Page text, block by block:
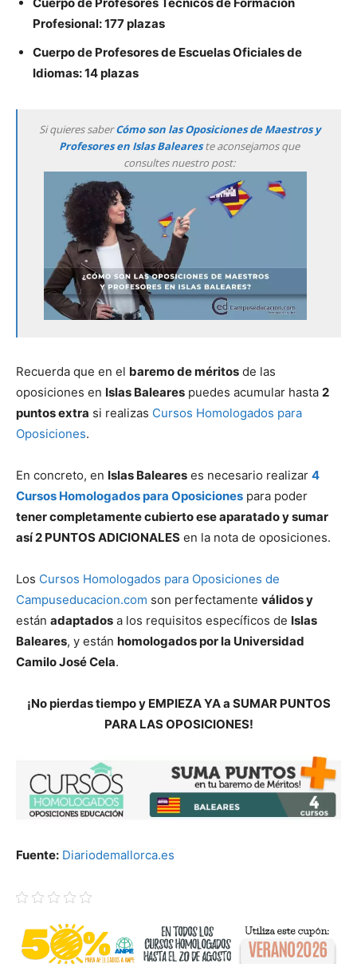
Profesional: 177 plazas
Cuerpo de Profesores de Escuelas Oficiales de
Idiomas: 14 plazas
Si quieres saberCómo son las Oposiciones de Maestros y
Profesores en Islas Baleareste aconsejamos que
consultes nuestro post:
Recuerda que en el baremo de méritos de las
oposiciones en Islas Baleares puedes acumular hasta 2
puntos extra si realizas Cursos Homologados para
Oposiciones.
En concreto, en Islas Baleares es necesario realizar 4
Cursos Homologados para Oposiciones para poder
tener completamente cubierto ese aparatado y sumar
así 2 PUNTOS ADICIONALES en la nota de oposiciones.
Los Cursos Homologados para Oposiciones de
Campuseducacion.com son perfectamente válidos y
están adaptados a los requisitos específicos de Islas
Baleares, y están homologados por la Universidad
Camilo José Cela.
¡No pierdas tiempo y EMPIEZA YA a SUMAR PUNTOS
PARA LAS OPOSICIONES!
Fuente: Diariodemallorca.es